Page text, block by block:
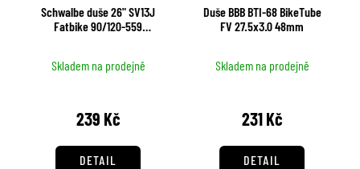
Schwalbe duše 26" SV13J
Fatbike 90/120-559
Skladem na prodejně
239 Kč
DETAIL
Duše BBB BTI-68 BikeTube
FV 27.5x3.0 48mm
Skladem na prodejně
231 Kč
DETAIL